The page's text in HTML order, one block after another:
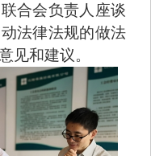
合会负责人座谈
法律法规的做法
见和建议。